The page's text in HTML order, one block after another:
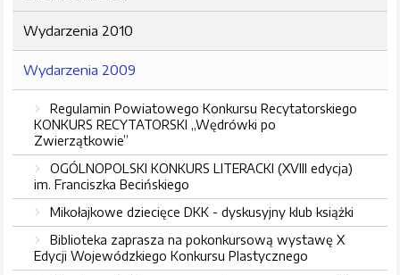
Wydarzenia 2010
Wydarzenia 2009
Regulamin Powiatowego Konkursu Recytatorskiego
KONKURS RECYTATORSKI „Wędrówki po
Zwierzątkowie”
OGÓLNOPOLSKI KONKURS LITERACKI (XVIII edycja)
im. Franciszka Becińskiego
Mikołajkowe dziecięce DKK - dyskusyjny klub książki
Biblioteka zaprasza na pokonkursową wystawę X
Edycji Wojewódzkiego Konkursu Plastycznego